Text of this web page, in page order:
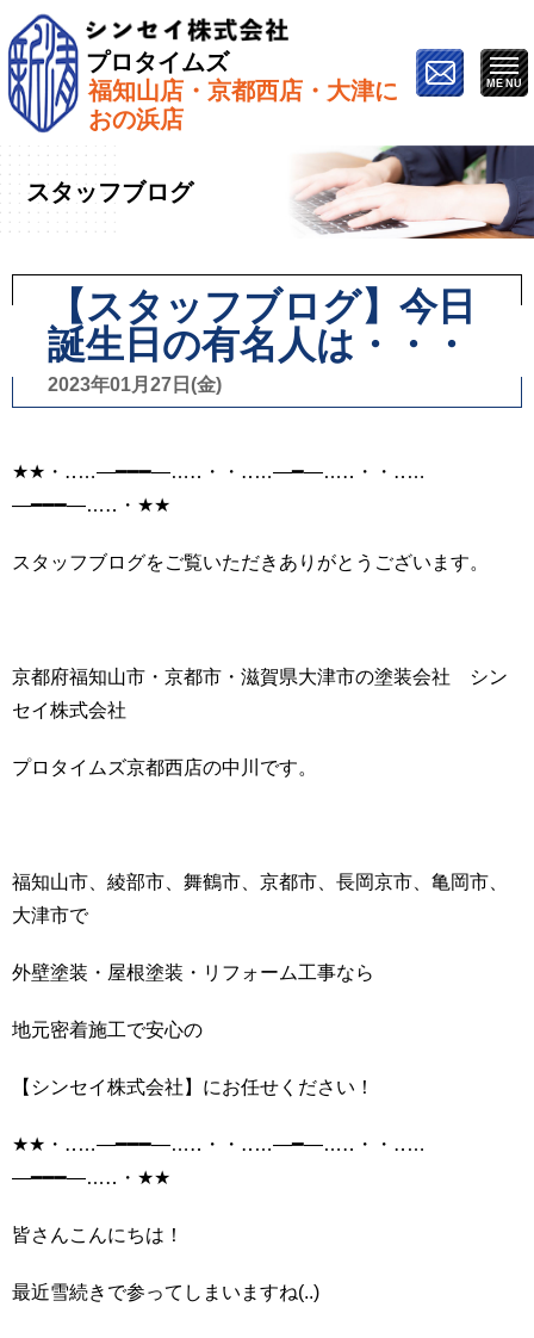
プロタイムズ
福知山店・京都西店・大津に
おの浜店
ホーム»スタッフブログ»【スタッフブログ】今日誕
生日の有名人は・・・
スタッフブログ
【スタッフブログ】今日
誕生日の有名人は・・・
2023年01月27日(金)
★★・‥…―━━━―…‥・・‥…―━―…‥・・‥…
―━━━―…‥・★★
スタッフブログをご覧いただきありがとうございます。
京都府福知山市・京都市・滋賀県大津市の塗装会社 シン
セイ株式会社
プロタイムズ京都西店の中川です。
福知山市、綾部市、舞鶴市、京都市、長岡京市、亀岡市、
大津市で
外壁塗装・屋根塗装・リフォーム工事なら
地元密着施工で安心の
【シンセイ株式会社】にお任せください！
★★・‥…―━━━―…‥・・‥…―━―…‥・・‥…
―━━━―…‥・★★
皆さんこんにちは！
最近雪続きで参ってしまいますね(..)